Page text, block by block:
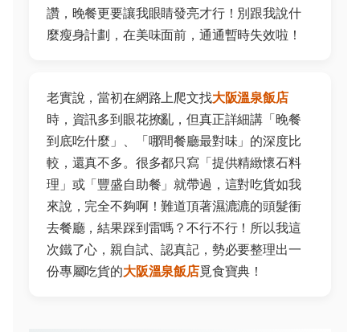
讚，晚餐更要讓我眼睛發亮才行！別跟我說什
麼瘦身計劃，在美味面前，通通暫時失效啦！
老實說，當初在網路上爬文找大阪溫泉飯店
時，資訊多到眼花撩亂，但真正詳細講「晚餐
到底吃什麼」、「哪間餐廳最對味」的深度比
較，還真不多。很多都只寫「提供精緻懷石料
理」或「豐盛自助餐」就帶過，這對吃貨如我
來說，完全不夠啊！難道頂著濕漉漉的頭髮衝
去餐廳，結果踩到雷嗎？不行不行！所以我這
次鐵了心，親自試、認真記，勢必要整理出一
份專屬吃貨的大阪溫泉飯店覓食寶典！